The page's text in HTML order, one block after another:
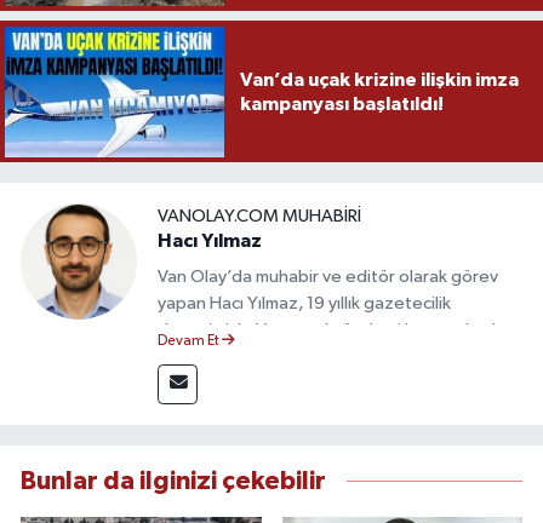
Van’da uçak krizine ilişkin imza
kampanyası başlatıldı!
VANOLAY.COM MUHABIRI
Hacı Yılmaz
Van Olay’da muhabir ve editör olarak görev
yapan Hacı Yılmaz, 19 yıllık gazetecilik
deneyimiyle Van yerel gündemi başta olmak
takip etmektedir. Editoryal sürece katkı sunan
Yılmaz, tarafsızlık, doğruluk ve etik ilkeler
bilgilendirmektedir.
Devam Et
Bunlar da ilginizi çekebilir